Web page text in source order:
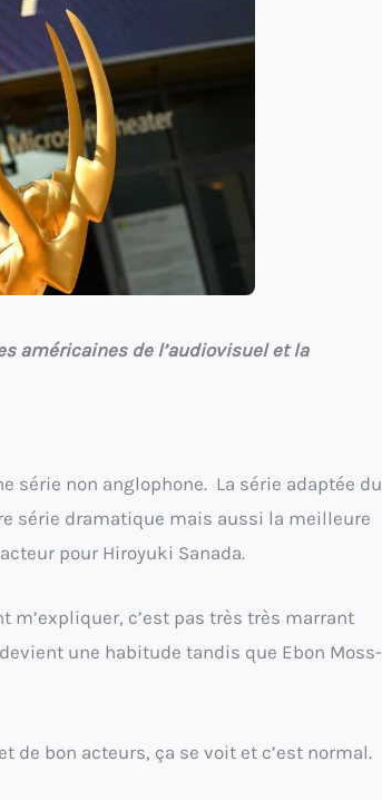
américaines de l’audiovisuel et la
série non anglophone. La série adaptée du
série dramatique mais aussi la meilleure
pour Hiroyuki Sanada.
c’est pas très très marrant
une habitude tandis que Ebon Moss-
de bon acteurs, ça se voit et c’est normal.